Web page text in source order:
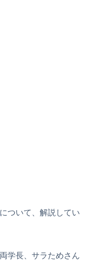
について、解説してい
学長、サラためさん